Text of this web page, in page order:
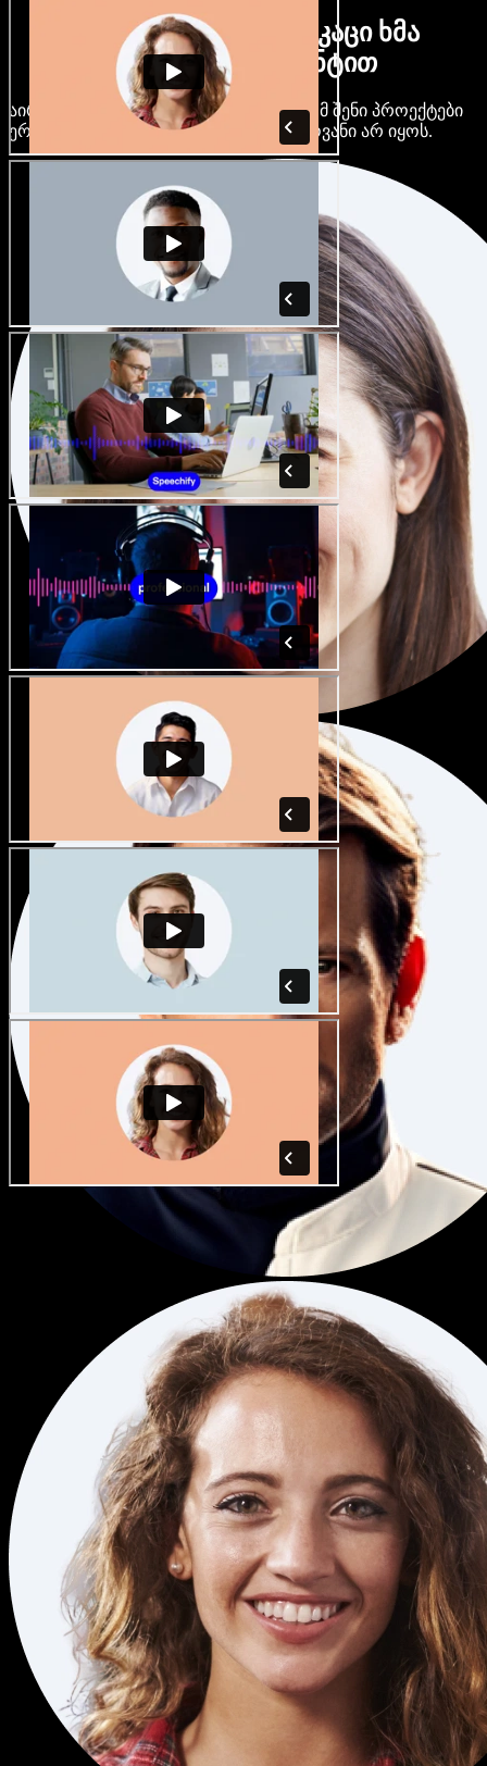
ბევრი ქალი და მამაკაცი ხმა
ნებისმიერი აქცენტით
აირჩიე ასობით AI ხმა და აქცენტი, რომ შენი პროექტები
ერთმანეთს არ ჰგავდეს და ერთფეროვანი არ იყოს.